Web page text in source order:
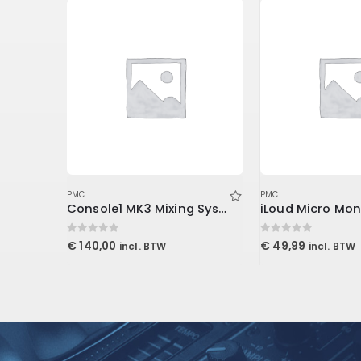
PMC
Console1 MK3 Mixing System Stand
0out of 5
€ 140,00 incl. BTW
PMC
0out of 5
€ 49,99 incl. BTW